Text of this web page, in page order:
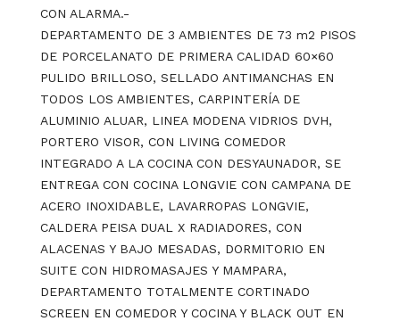
CON ALARMA.-
DEPARTAMENTO DE 3 AMBIENTES DE 73 m2 PISOS
DE PORCELANATO DE PRIMERA CALIDAD 60×60
PULIDO BRILLOSO, SELLADO ANTIMANCHAS EN
TODOS LOS AMBIENTES, CARPINTERÍA DE
ALUMINIO ALUAR, LINEA MODENA VIDRIOS DVH,
PORTERO VISOR, CON LIVING COMEDOR
INTEGRADO A LA COCINA CON DESYAUNADOR, SE
ENTREGA CON COCINA LONGVIE CON CAMPANA DE
ACERO INOXIDABLE, LAVARROPAS LONGVIE,
CALDERA PEISA DUAL X RADIADORES, CON
ALACENAS Y BAJO MESADAS, DORMITORIO EN
SUITE CON HIDROMASAJES Y MAMPARA,
DEPARTAMENTO TOTALMENTE CORTINADO
SCREEN EN COMEDOR Y COCINA Y BLACK OUT EN